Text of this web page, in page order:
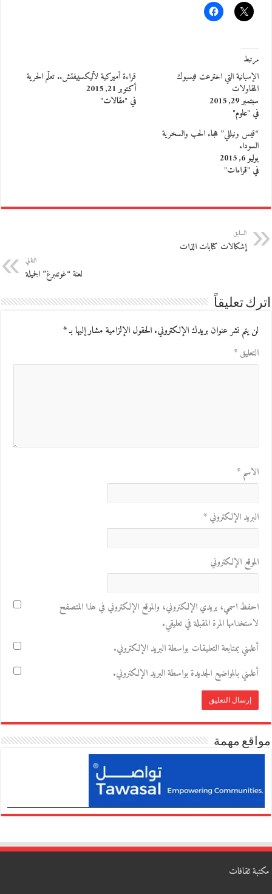
مرتبط
الإسبانية التي اخترعت فيسبوك
المقاولات
سبتمبر 29, 2015
في "علوم"
قراءة أميركية لأليكسييفتش.. تعلّم الحرية
أكتوبر 21, 2015
في "مقالات"
“قيس ونيللي” هجاء الحب والسخرية
السوداء
يوليو 6, 2015
في "قراءات"
السابق
إشكالات كتابات الذات
التالي
لعنة “غوتنبرغ” الجميلة
اترك تعليقاً
لن يتم نشر عنوان بريدك الإلكتروني.الحقول الإلزامية مشار إليها بـ*
التعليق*
الاسم*
البريد الإلكتروني*
الموقع الإلكتروني
احفظ اسمي، بريدي الإلكتروني، والموقع الإلكتروني في هذا المتصفح
لاستخدامها المرة المقبلة في تعليقي.
أعلمني بمتابعة التعليقات بواسطة البريد الإلكتروني.
أعلمني بالمواضيع الجديدة بواسطة البريد الإلكتروني.
مواقع مهمة
مكتبة ثقافات